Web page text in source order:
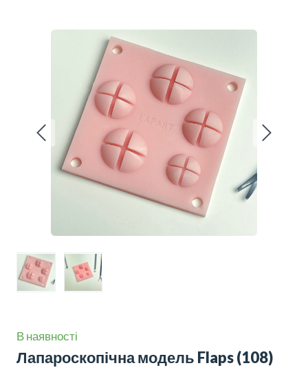
В наявності
Лапароскопічна модель Flaps(108)